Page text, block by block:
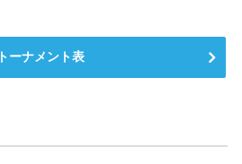
トーナメント表